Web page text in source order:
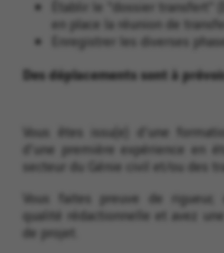
Établir le "dossier transfert"
en place la réunion de
Enregistrer les diverses
Des déplacements sont à
Vous êtes issu(e) d'une
d'une première expérience en
secteur du Génie civil et/ou des
Vous faites preuve de rigueur,
qualité rédactionnelle et avez
de projet.